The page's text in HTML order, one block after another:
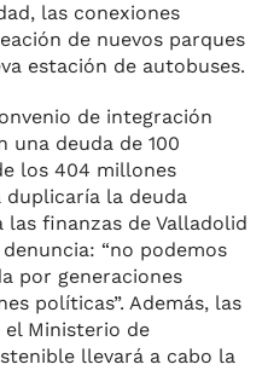
las conexiones
de nuevos parques
estación de autobuses.
de integración
una deuda de 100
los 404 millones
la deuda
finanzas de Valladolid
“no podemos
por generaciones
políticas”. Además, las
el Ministerio de
llevará a cabo la